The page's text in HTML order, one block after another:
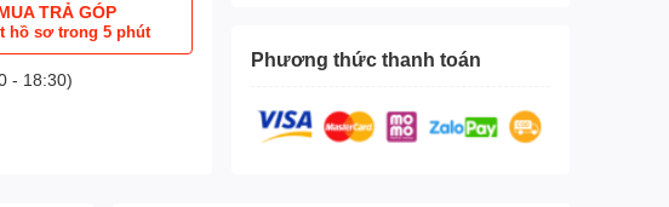
TRẢ GÓP
hồ sơ trong 5 phút
- 18:30)
Phương thức thanh toán